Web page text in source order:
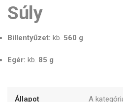
Súly
Billentyűzet: kb. 560 g
Egér: kb. 85 g
Állapot A